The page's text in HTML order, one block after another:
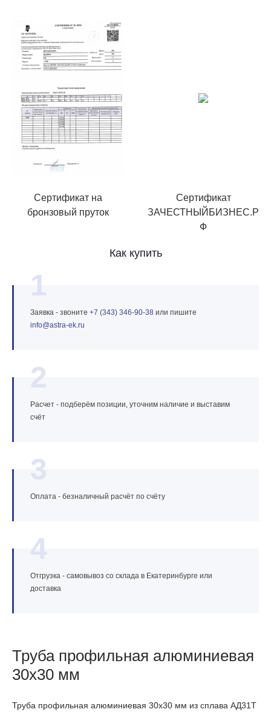
Сертификат на
бронзовый пруток
Сертификат
ЗАЧЕСТНЫЙБИЗНЕС.Р
Ф
Как купить
1
Заявка - звоните +7 (343) 346‑90‑38 или пишите
info@astra‑ek.ru
2
Расчет - подберём позиции, уточним наличие и выставим
счёт
3
Оплата - безналичный расчёт по счёту
4
Отгрузка - самовывоз со склада в Екатеринбурге или
доставка
Труба профильная алюминиевая
30х30 мм
Труба профильная алюминиевая 30х30 мм из сплава АД31Т